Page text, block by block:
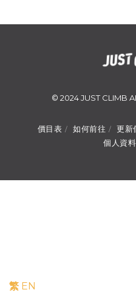
© 2024 JUST CLIMB
價目表 如何前往 更新
個人資
繁 EN